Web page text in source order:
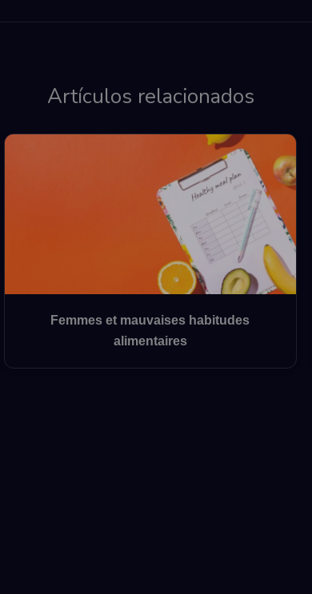
Artículos relacionados
Femmes et mauvaises habitudes
alimentaires